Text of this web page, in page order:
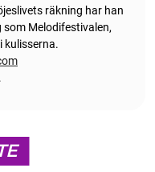
räkning har han
Melodifestivalen,
kulisserna.